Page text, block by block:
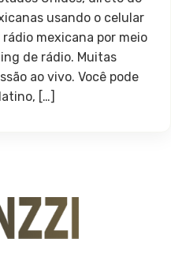
usando o celular
mexicana por meio
de rádio. Muitas
ao vivo. Você pode
[…]